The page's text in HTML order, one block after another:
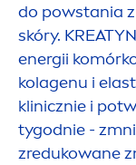
do powstania
skóry.
energii
kolagenu i
klinicznie i
tygodnie -
zredukowane